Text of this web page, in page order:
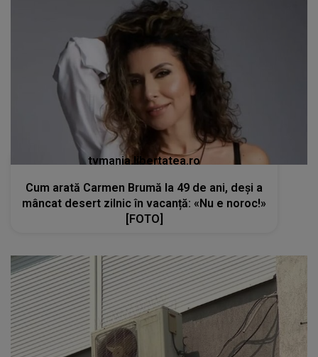
tvmania.libertatea.ro
Cum arată Carmen Brumă la 49 de ani, deși a
mâncat desert zilnic în vacanță: «Nu e noroc!»
[FOTO]